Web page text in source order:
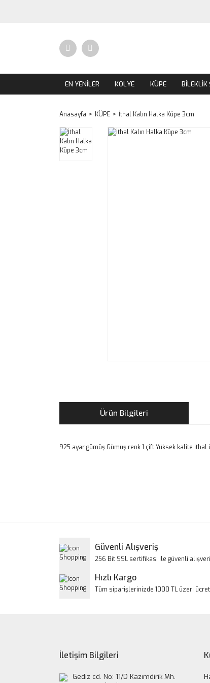
EN YENİLER KOLYE KÜPE BİLEKLİK
Anasayfa KÜPE İthal Kalın Halka Küpe 3cm
Ürün Bilgileri
925 ayar gümüş Gümüş renk 1 çift Yüksek kalite
Ürün fiyatı diğer sitelerden daha pahalı.
Güvenli Alışveriş
256 Bit SSL sertifikası ile güvenli
Hızlı Kargo
Tüm siparişlerinizde 1000 TL üzeri
İletişim Bilgileri
Gediz cd. No: 11/D Kazımdirik Mh.